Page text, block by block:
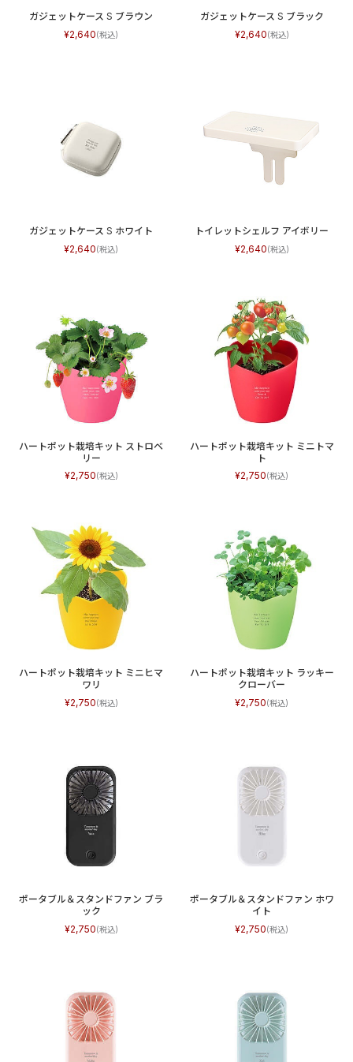
ガジェットケース S ブラウン
2,640
ガジェットケース S ブラック
2,640
ガジェットケース S ホワイト
2,640
トイレットシェルフ アイボリー
2,640
ハートポット栽培キット ストロベ
リー
2,750
ハートポット栽培キット ミニトマ
ト
2,750
ハートポット栽培キット ミニヒマ
ワリ
2,750
ハートポット栽培キット ラッキー
クローバー
2,750
ポータブル＆スタンドファン ブラ
ック
2,750
ポータブル＆スタンドファン ホワ
イト
2,750